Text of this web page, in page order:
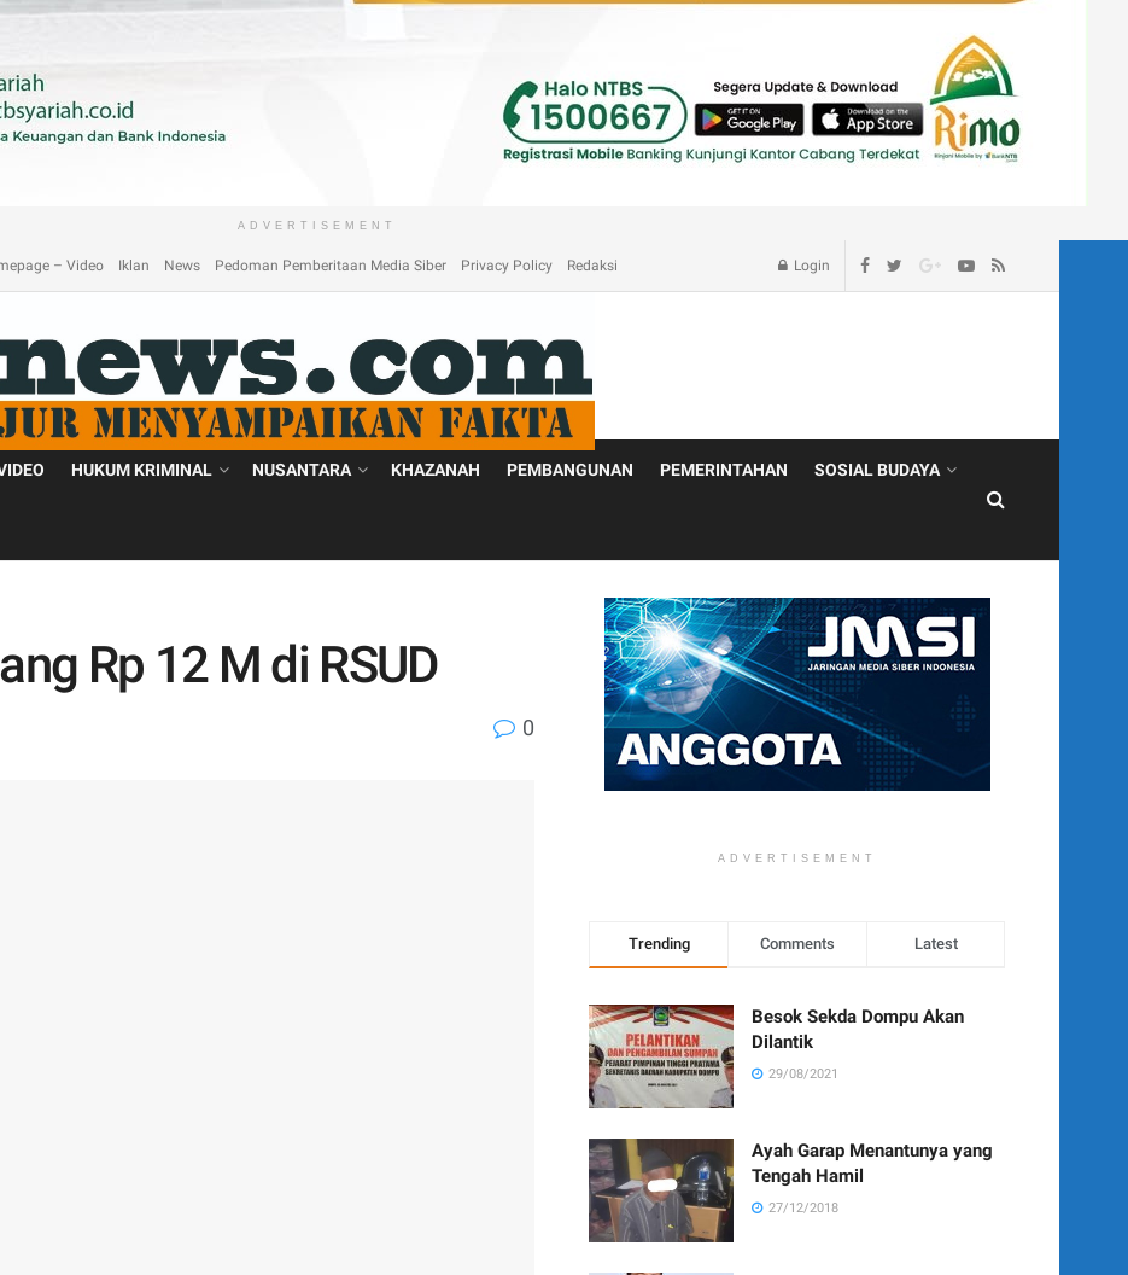
ADVERTISEMENT
– Video Iklan News Pedoman Pemberitaan Media Siber Privacy Policy Redaksi Login
HUKUM KRIMINAL NUSANTARA KHAZANAH PEMBANGUNAN PEMERINTAHAN SOSIAL BUDAYA
Rp 12 M di RSUD
0
ADVERTISEMENT
Trending Comments Latest
Besok Sekda Dompu Akan
Dilantik
29/08/2021
Ayah Garap Menantunya yang
Tengah Hamil
27/12/2018